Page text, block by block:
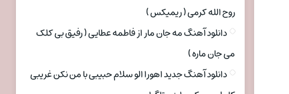
روح الله کرمی ( ریمیکس )
دانلود آهنگ مه جان مار از فاطمه عطایی ( رفیق بی کلک
می جان ماره )
دانلود آهنگ جدید اهورا الو سلام حبیبی با من نکن غریبی